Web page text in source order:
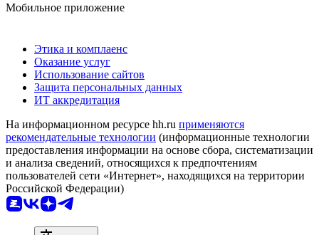
Мобильное приложение
Этика и комплаенс
Оказание услуг
Использование сайтов
Защита персональных данных
ИТ аккредитация
На информационном ресурсе hh.ru применяются
рекомендательные технологии (информационные технологии
предоставления информации на основе сбора, систематизации
и анализа сведений, относящихся к предпочтениям
пользователей сети «Интернет», находящихся на территории
Российской Федерации)